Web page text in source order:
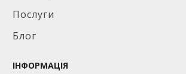
Послуги
Блог
ІНФОРМАЦІЯ